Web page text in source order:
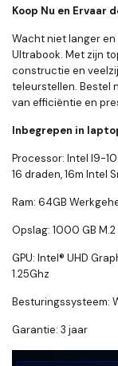
Koop Nu en Ervaar
Wacht niet langer en
Ultrabook. Met zijn
constructie en
teleurstellen. Bestel
van efficiëntie en
Inbegrepen in
Processor: Intel I9-
16 draden, 16m Intel
Ram: 64GB
Opslag: 1000 GB M.2
GPU: Intel® UHD
1.25Ghz
Besturingssysteem:
Garantie: 3 jaar